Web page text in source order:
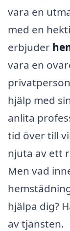
vara en
med en
erbjuder
vara en
hjälp med
anlita
tid över till
njuta av ett
Men vad
hjälpa dig?
av tjänsten.